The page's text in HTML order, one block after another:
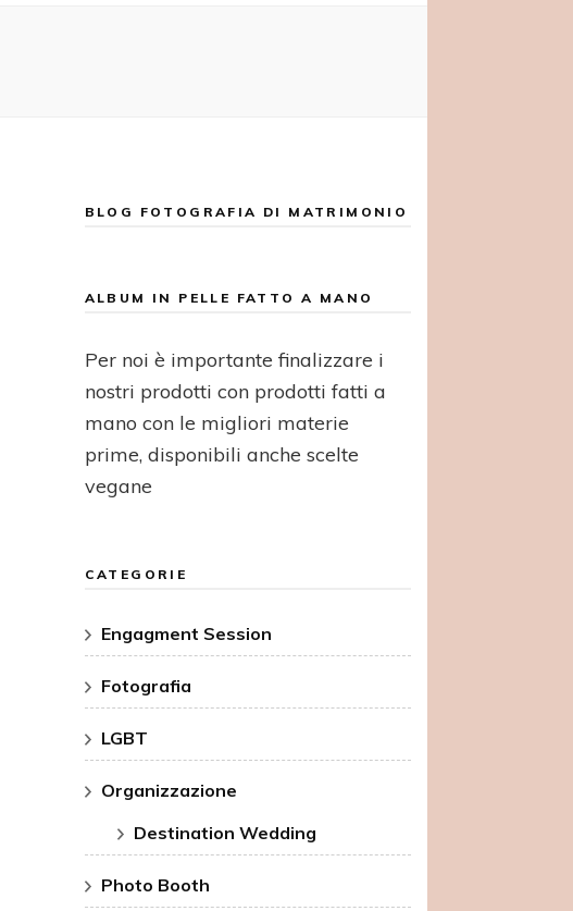
BLOG FOTOGRAFIA DI MATRIMONIO
ALBUM IN PELLE FATTO A MANO
Per noi è importante finalizzare i
nostri prodotti con prodotti fatti a
mano con le migliori materie
prime, disponibili anche scelte
vegane
CATEGORIE
Engagment Session
Fotografia
LGBT
Organizzazione
Destination Wedding
Photo Booth